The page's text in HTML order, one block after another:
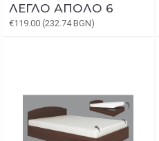
ЛЕГЛО АПОЛО 6
€119.00 (232.74 BGN)